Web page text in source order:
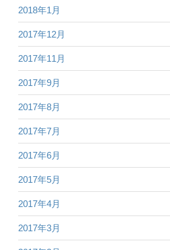
2018年1月
2017年12月
2017年11月
2017年9月
2017年8月
2017年7月
2017年6月
2017年5月
2017年4月
2017年3月